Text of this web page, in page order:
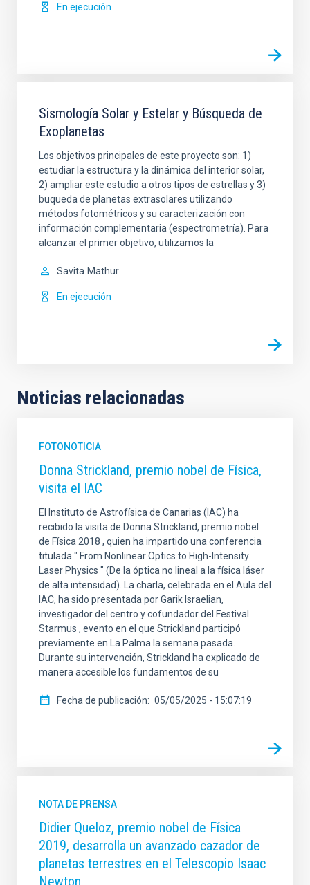
En ejecución
Sismología Solar y Estelar y Búsqueda de
Exoplanetas
Los objetivos principales de este proyecto son: 1)
estudiar la estructura y la dinámica del interior solar,
2) ampliar este estudio a otros tipos de estrellas y 3)
buqueda de planetas extrasolares utilizando
métodos fotométricos y su caracterización con
información complementaria (espectrometría). Para
alcanzar el primer objetivo, utilizamos la
Savita Mathur
En ejecución
Noticias relacionadas
FOTONOTICIA
Donna Strickland, premio nobel de Física,
visita el IAC
El Instituto de Astrofísica de Canarias (IAC) ha
recibido la visita de Donna Strickland, premio nobel
de Física 2018 , quien ha impartido una conferencia
titulada " From Nonlinear Optics to High-Intensity
Laser Physics " (De la óptica no lineal a la física láser
de alta intensidad). La charla, celebrada en el Aula del
IAC, ha sido presentada por Garik Israelian,
investigador del centro y cofundador del Festival
Starmus , evento en el que Strickland participó
previamente en La Palma la semana pasada.
Durante su intervención, Strickland ha explicado de
manera accesible los fundamentos de su
Fecha de publicación 05/05/2025 - 15:07:19
NOTA DE PRENSA
Didier Queloz, premio nobel de Física
2019, desarrolla un avanzado cazador de
planetas terrestres en el Telescopio Isaac
Newton